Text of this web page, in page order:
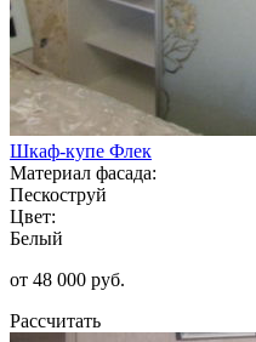
Шкаф-купе Флек
Материал фасада:
Пескоструй
Цвет:
Белый
от 48 000 руб.
Рассчитать